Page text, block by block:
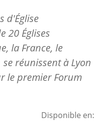
d'Église
20 Églises
la France, le
réunissent à Lyon
le premier Forum
Disponible en: